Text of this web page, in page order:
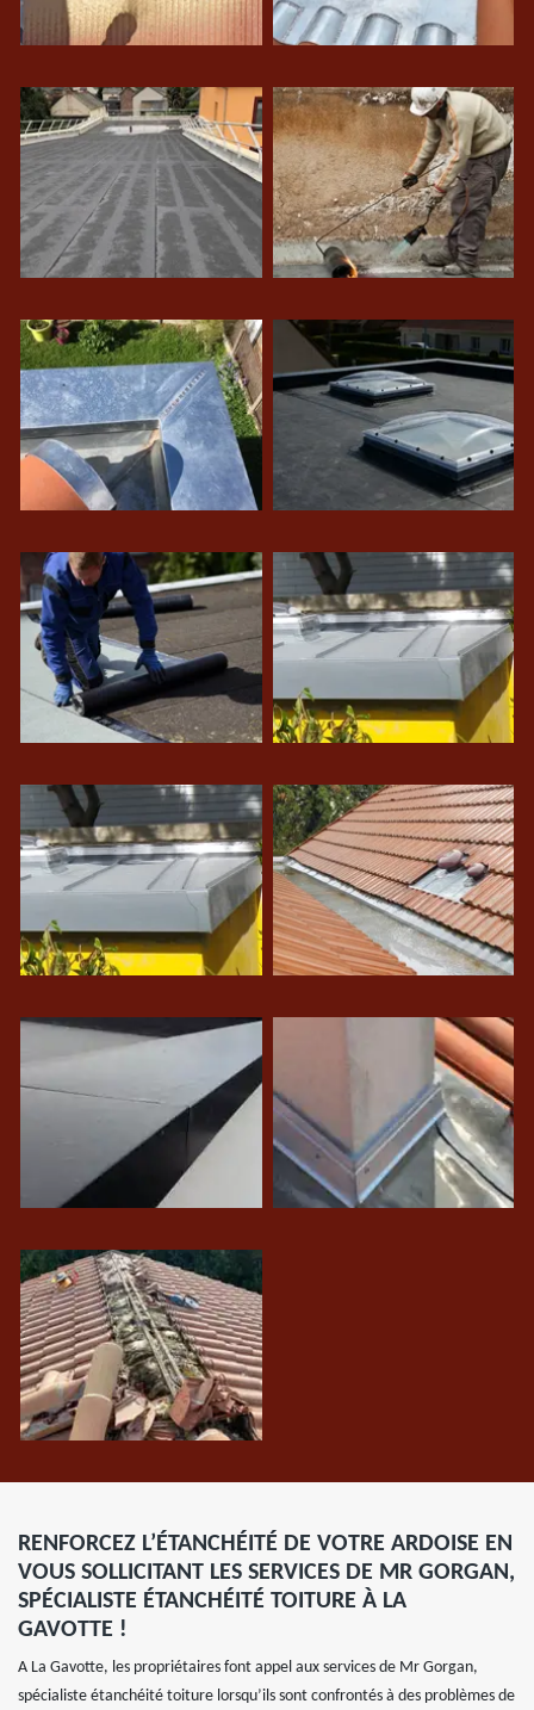
RENFORCEZ L’ÉTANCHÉITÉ DE VOTRE ARDOISE EN
VOUS SOLLICITANT LES SERVICES DE MR GORGAN,
SPÉCIALISTE ÉTANCHÉITÉ TOITURE À LA
GAVOTTE !
A La Gavotte, les propriétaires font appel aux services de Mr Gorgan,
spécialiste étanchéité toiture lorsqu’ils sont confrontés à des problèmes de